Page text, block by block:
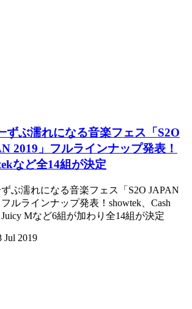
ずぶ濡れになる音楽フェス「S2O
2019」フルラインナップ発表！
など全14組が決定
ぶ濡れになる音楽フェス「S2O JAPAN
フルラインナップ発表！showtek、Cash
Juicy Mなど6組が加わり全14組が決定
Jul 2019